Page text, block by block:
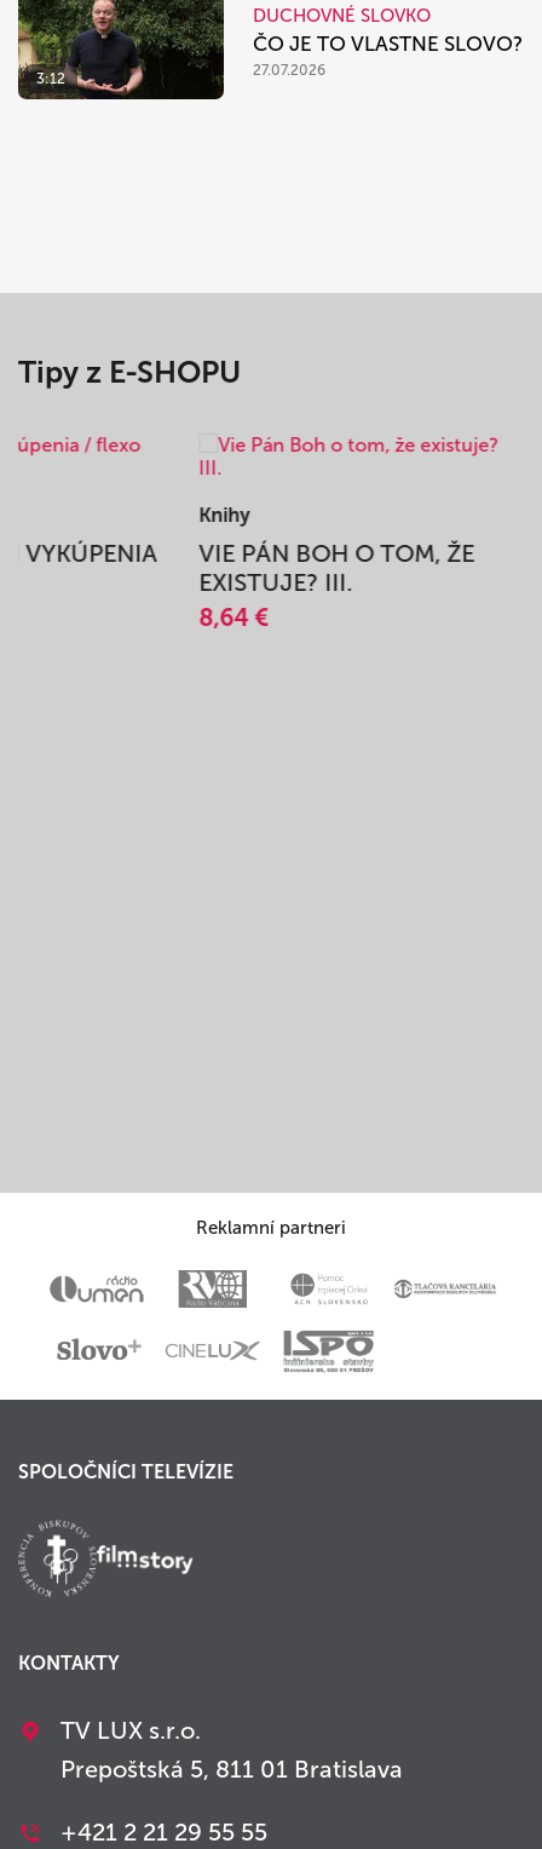
3:12
DUCHOVNÉ SLOVKO
ČO JE TO VLASTNE SLOVO?
27.07.2026
Tipy z E-SHOPU
VYKÚPENIA
Knihy
VIE PÁN BOH O TOM, ŽE
EXISTUJE? III.
8,64 €
Reklamní partneri
SPOLOČNÍCI TELEVÍZIE
KONTAKTY
TV LUX s.r.o.
Prepoštská 5, 811 01 Bratislava
+421 2 21 29 55 55